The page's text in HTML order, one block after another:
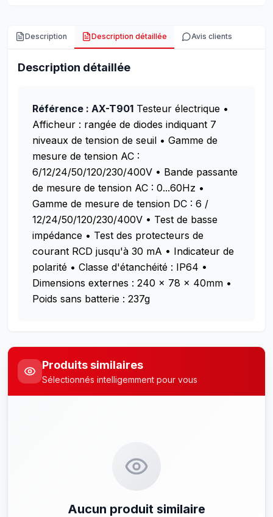
Description Description détaillée Avis clients
Description détaillée
Référence : AX-T901 Testeur électrique •
Afficheur : rangée de diodes indiquant 7
niveaux de tension de seuil • Gamme de
mesure de tension AC :
6/12/24/50/120/230/400V • Bande passante
de mesure de tension AC : 0...60Hz •
Gamme de mesure de tension DC : 6 /
12/24/50/120/230/400V • Test de basse
impédance • Test des protecteurs de
courant RCD jusqu'à 30 mA • Indicateur de
polarité • Classe d'étanchéité : IP64 •
Dimensions externes : 240 x 78 x 40mm •
Poids sans batterie : 237g
Produits similaires
Sélectionnés intelligemment pour vous
Aucun produit similaire